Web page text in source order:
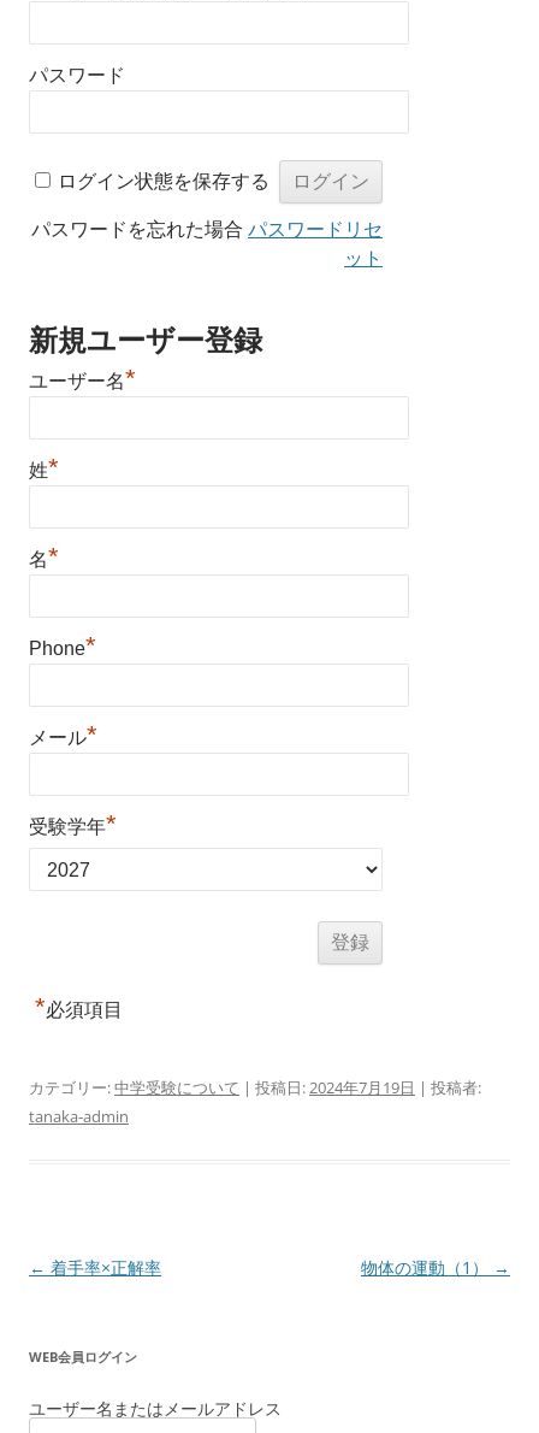
パスワード
ログイン状態を保存する
パスワードを忘れた場合 パスワードリセ
ット
新規ユーザー登録
ユーザー名*
姓*
名*
Phone*
メール*
受験学年*
*必須項目
カテゴリー:中学受験について | 投稿日:2024年7月19日 | 投稿者:
tanaka-admin
投
ビ
ゲ
← 着手率×正解率 物体の運動（1） →
WEB会員ログイン
ユーザー名またはメールアドレス